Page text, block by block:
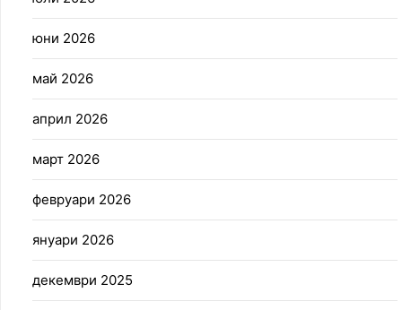
юни 2026
май 2026
април 2026
март 2026
февруари 2026
януари 2026
декември 2025